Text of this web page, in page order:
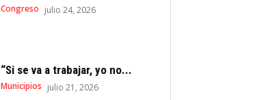
Congreso julio 24, 2026
“Si se va a trabajar, yo no...
Municipios julio 21, 2026